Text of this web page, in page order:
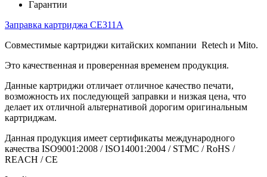
Гарантии
Заправка картриджа CE311A
Совместимые картриджи китайских компании Retech и Mito.
Это качественная и проверенная временем продукция.
Данные картриджи отличает отличное качество печати,
возможность их последующей заправки и низкая цена, что
делает их отличной альтернативой дорогим оригинальным
картриджам.
Данная продукция имеет сертификаты международного
качества ISO9001:2008 / ISO14001:2004 / STMC / RoHS /
REACH / CE